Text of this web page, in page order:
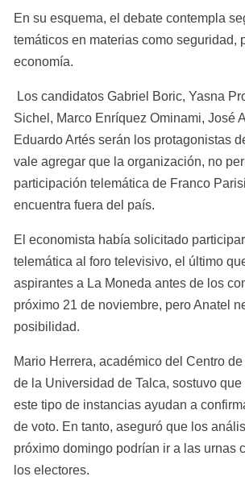
En su esquema, el debate contempla
temáticos en materias como seguridad,
economía.
Los candidatos Gabriel Boric, Yasna
Sichel, Marco Enríquez Ominami, José
Eduardo Artés serán los protagonistas
vale agregar que la organización, no
participación telemática de Franco
encuentra fuera del país.
El economista había solicitado
telemática al foro televisivo, el último
aspirantes a La Moneda antes de los
próximo 21 de noviembre, pero Anatel
posibilidad.
Mario Herrera, académico del Centro
de la Universidad de Talca, sostuvo
este tipo de instancias ayudan a
de voto. En tanto, aseguró que los
próximo domingo podrían ir a las urnas
los electores.